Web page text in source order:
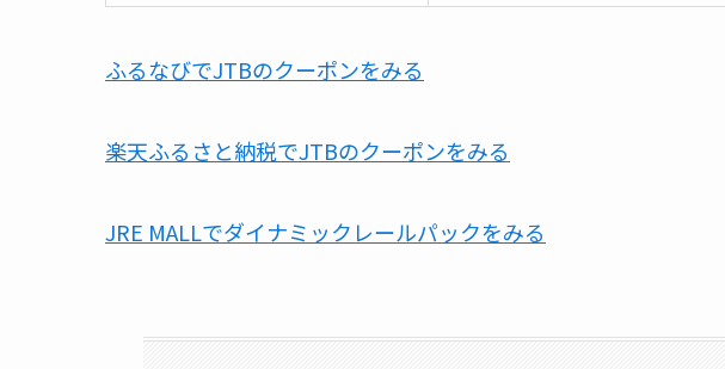
ふるなびでJTBのクーポンをみる
楽天ふるさと納税でJTBのクーポンをみる
JRE MALLでダイナミックレールパックをみる